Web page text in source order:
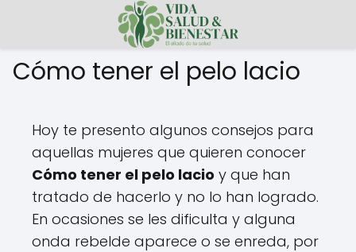
Cómo tener el pelo lacio
Hoy te presento algunos consejos para
aquellas mujeres que quieren conocer
Cómo tener el pelo lacio y que han
tratado de hacerlo y no lo han logrado.
En ocasiones se les dificulta y alguna
onda rebelde aparece o se enreda, por